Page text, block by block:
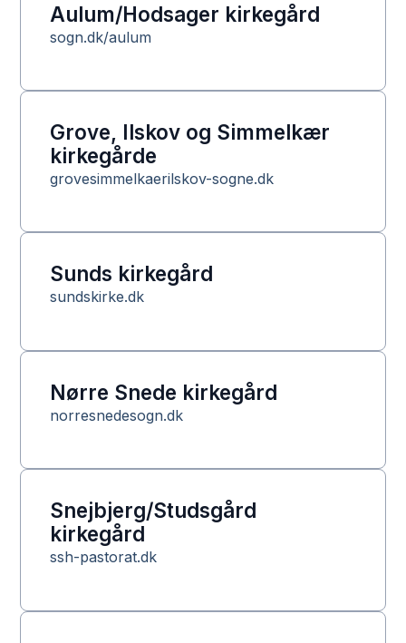
Aulum/Hodsager kirkegård
sogn.dk/aulum
Grove, Ilskov og Simmelkær
kirkegårde
grovesimmelkaerilskov-sogne.dk
Sunds kirkegård
sundskirke.dk
Nørre Snede kirkegård
norresnedesogn.dk
Snejbjerg/Studsgård
kirkegård
ssh-pastorat.dk